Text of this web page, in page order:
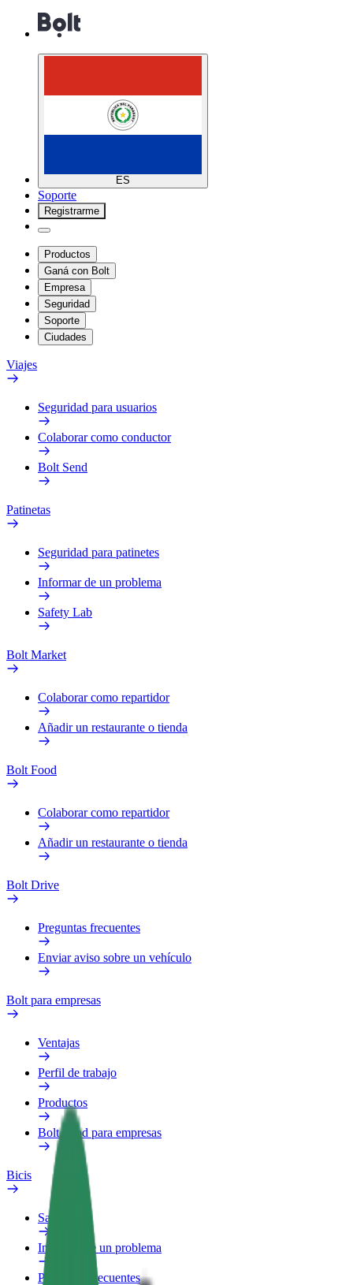
ES
Soporte
Registrarme
Productos
Ganá con Bolt
Empresa
Seguridad
Soporte
Ciudades
Viajes
Seguridad para usuarios
Colaborar como conductor
Bolt Send
Patinetas
Seguridad para patinetes
Informar de un problema
Safety Lab
Bolt Market
Colaborar como repartidor
Añadir un restaurante o tienda
Bolt Food
Colaborar como repartidor
Añadir un restaurante o tienda
Bolt Drive
Preguntas frecuentes
Enviar aviso sobre un vehículo
Bolt para empresas
Ventajas
Perfil de trabajo
Productos
Bolt Food para empresas
Bicis
Safety Lab
Informar de un problema
Preguntas frecuentes